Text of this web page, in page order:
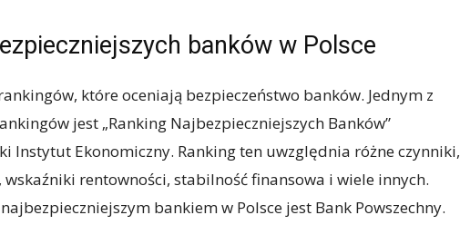
banków w Polsce
które oceniają bezpieczeństwo banków. Jednym z
jest „Ranking Najbezpieczniejszych Banków”
Instytut Ekonomiczny. Ranking ten uwzględnia różne czynniki,
rentowności, stabilność finansowa i wiele innych.
bankiem w Polsce jest Bank Powszechny.